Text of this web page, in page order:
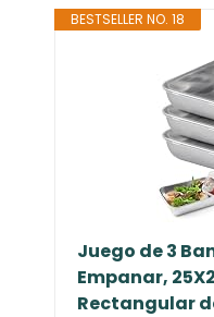
BESTSELLER NO. 18
Juego de 3
Empanar,
Rectangular